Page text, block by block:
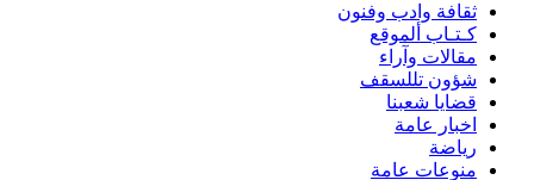
ثقافة وادب وفنون
كـتـاب ألموقع
مقالات وآراء
شؤون تللسقف
قضايا شعبنا
اخبار عامة
رياضة
منوعات عامة